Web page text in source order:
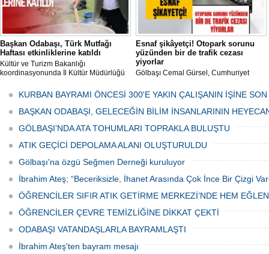
Başkan Odabaşı, Türk Mutfağı
Haftası etkinliklerine katıldı
Kültür ve Turizm Bakanlığı
koordinasyonunda İl Kültür Müdürlüğü
Haftası" etkinlikleri Ankara'da devam
ediyor.
Esnaf şikâyetçi! Otopark sorunu
yüzünden bir de trafik cezası
yiyorlar
Gölbaşı Cemal Gürsel, Cumhuriyet
bulunan esnaf ve alışverişe gelen
vatandaşlar park cezaları yüzünden
canından bezdi.
KURBAN BAYRAMI ÖNCESİ 300'E YAKIN ÇALIŞANIN İŞİNE
BAŞKAN ODABAŞI, GELECEĞİN BİLİM İNSANLARININ
GÖLBAŞI’NDA ATA TOHUMLARI TOPRAKLA BULUŞTU
ATIK GEÇİCİ DEPOLAMA ALANI OLUŞTURULDU
Gölbaşı'na özgü Seğmen Derneği kuruluyor
İbrahim Ateş; “Beceriksizle, İhanet Arasında Çok İnce Bir Çizgi
ÖĞRENCİLER SIFIR ATIK GETİRME MERKEZİ’NDE HEM
ÖĞRENCİLER ÇEVRE TEMİZLİĞİNE DİKKAT ÇEKTİ
ODABAŞI VATANDAŞLARLA BAYRAMLAŞTI
İbrahim Ateş'ten bayram mesajı